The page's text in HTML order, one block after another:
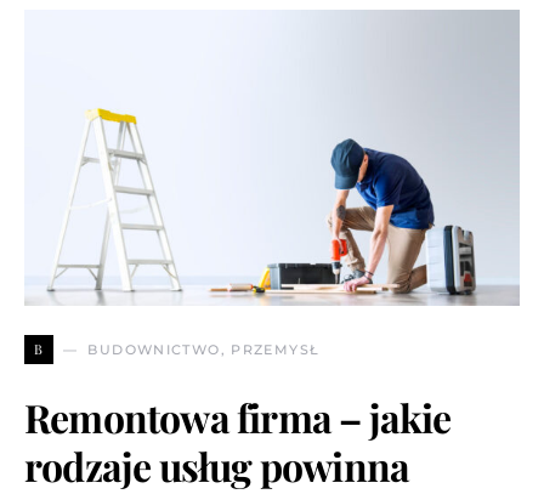
B BUDOWNICTWO, PRZEMYSŁ
Remontowa firma – jakie
rodzaje usług powinna